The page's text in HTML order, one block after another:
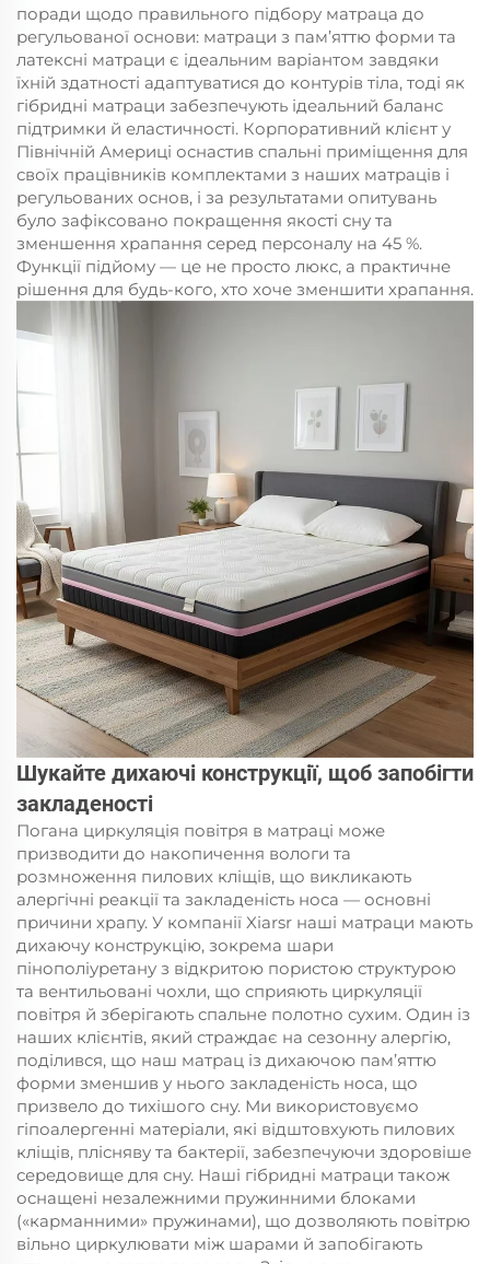
поради щодо правильного підбору матраца до
регульованої основи: матраци з пам’яттю форми та
латексні матраци є ідеальним варіантом завдяки
їхній здатності адаптуватися до контурів тіла, тоді як
гібридні матраци забезпечують ідеальний баланс
підтримки й еластичності. Корпоративний клієнт у
Північній Америці оснастив спальні приміщення для
своїх працівників комплектами з наших матраців і
регульованих основ, і за результатами опитувань
було зафіксовано покращення якості сну та
зменшення храпання серед персоналу на 45 %.
Функції підйому — це не просто люкс, а практичне
рішення для будь-кого, хто хоче зменшити храпання.
Шукайте дихаючі конструкції, щоб запобігти
закладеності
Погана циркуляція повітря в матраці може
призводити до накопичення вологи та
розмноження пилових кліщів, що викликають
алергічні реакції та закладеність носа — основні
причини храпу. У компанії Xiarsr наші матраци мають
дихаючу конструкцію, зокрема шари
пінополіуретану з відкритою пористою структурою
та вентильовані чохли, що сприяють циркуляції
повітря й зберігають спальне полотно сухим. Один із
наших клієнтів, який страждає на сезонну алергію,
поділився, що наш матрац із дихаючою пам’яттю
форми зменшив у нього закладеність носа, що
призвело до тихішого сну. Ми використовуємо
гіпоалергенні матеріали, які відштовхують пилових
кліщів, плісняву та бактерії, забезпечуючи здоровіше
середовище для сну. Наші гібридні матраци також
оснащені незалежними пружинними блоками
(«карманними» пружинами), що дозволяють повітрю
вільно циркулювати між шарами й запобігають